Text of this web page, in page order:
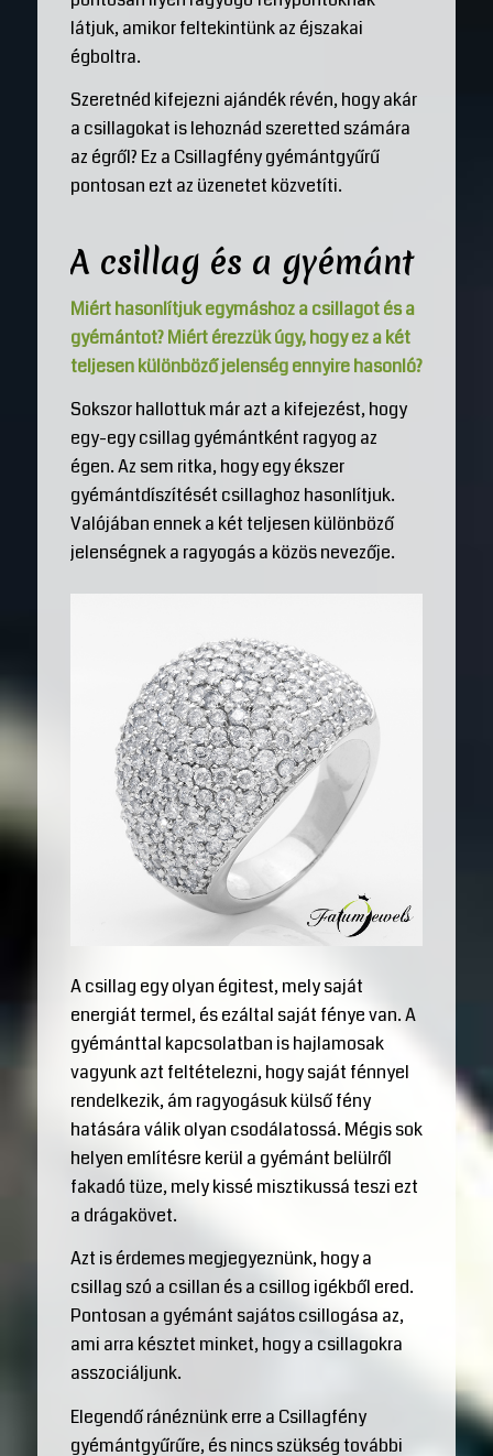
látjuk, amikor feltekintünk az éjszakai
égboltra.
Szeretnéd kifejezni ajándék révén, hogy akár
a csillagokat is lehoznád szeretted számára
az égről? Ez a Csillagfény gyémántgyűrű
pontosan ezt az üzenetet közvetíti.
A csillag és a gyémánt
Miért hasonlítjuk egymáshoz a csillagot és a
gyémántot? Miért érezzük úgy, hogy ez a két
teljesen különböző jelenség ennyire hasonló?
Sokszor hallottuk már azt a kifejezést, hogy
egy-egy csillag gyémántként ragyog az
égen. Az sem ritka, hogy egy ékszer
gyémántdíszítését csillaghoz hasonlítjuk.
Valójában ennek a két teljesen különböző
jelenségnek a ragyogás a közös nevezője.
A csillag egy olyan égitest, mely saját
energiát termel, és ezáltal saját fénye van. A
gyémánttal kapcsolatban is hajlamosak
vagyunk azt feltételezni, hogy saját fénnyel
rendelkezik, ám ragyogásuk külső fény
hatására válik olyan csodálatossá. Mégis sok
helyen említésre kerül a gyémánt belülről
fakadó tüze, mely kissé misztikussá teszi ezt
a drágakövet.
Azt is érdemes megjegyeznünk, hogy a
csillag szó a csillan és a csillog igékből ered.
Pontosan a gyémánt sajátos csillogása az,
ami arra késztet minket, hogy a csillagokra
asszociáljunk.
Elegendő ránéznünk erre a Csillagfény
gyémántgyűrűre, és nincs szükség további